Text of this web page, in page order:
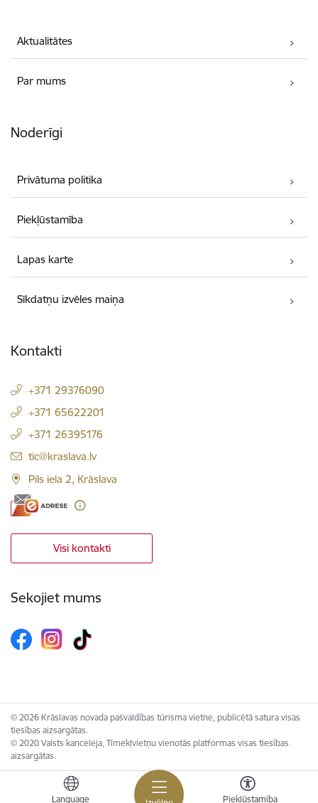
Language Piekļūstamība
Aktualitātes
Par mums
Noderīgi
Privātuma politika
Piekļūstamība
Lapas karte
Sīkdatņu izvēles maiņa
Kontakti
+371 29376090
+371 65622201
+371 26395176
E-pasts:
tic@kraslava.lv
Pils iela 2, Krāslava
Visi kontakti
Sekojiet mums
© 2026 Krāslavas novada pašvaldības tūrisma vietne, publicētā satura visas
tiesības aizsargātas.
© 2020 Valsts kanceleja, Tīmekļvietņu vienotās platformas visas tiesības
aizsargātas.